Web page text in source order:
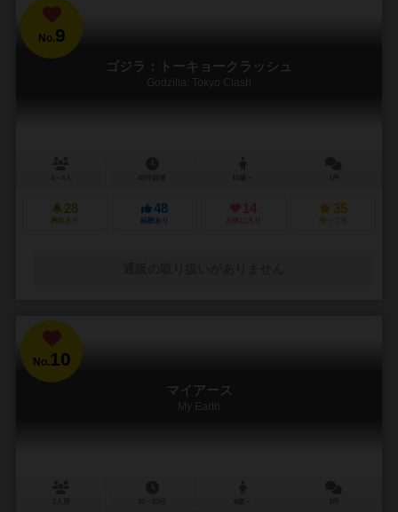
No.9
ゴジラ：トーキョークラッシュ
Godzilla: Tokyo Clash
28
興味あり
48
経験あり
14
お気に入り
35
持ってる
No. 10
マイアース
My Earth